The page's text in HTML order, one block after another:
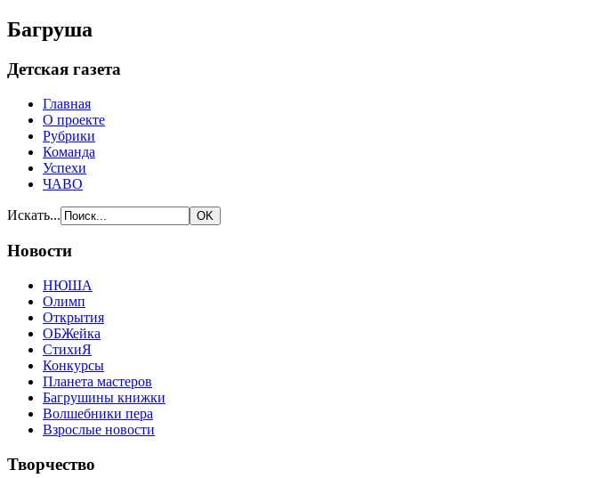
Багруша
Детская газета
Главная
О проекте
Рубрики
Команда
Успехи
ЧАВО
Искать...
Новости
НЮША
Олимп
Открытия
ОБЖейка
СтихиЯ
Конкурсы
Планета мастеров
Багрушины книжки
Волшебники пера
Взрослые новости
Творчество